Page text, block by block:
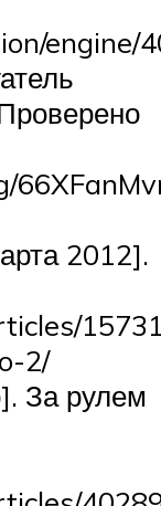
engine/
2012].
2/
За рулем